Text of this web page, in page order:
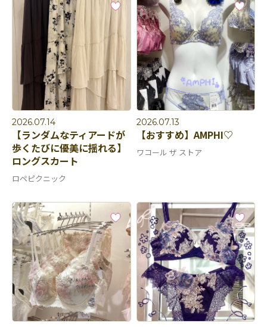
2026.07.14
【ランダムなティアードが
歩くたびに優美に揺れる】
ロングスカート
ロペピクニック
2026.07.13
【おすすめ】AMPHI♡
ワコール ザ ストア